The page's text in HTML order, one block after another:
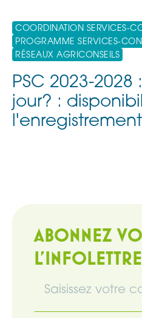
COORDINATION SERVICES-
PROGRAMME SERVICES-
RÉSEAUX AGRICONSEILS
PSC 2023-2028
jour? :
l'enregistrement
ABONNEZ
L'INFOLETTRE
Infolettre